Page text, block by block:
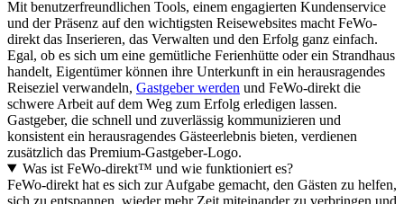
Mit benutzerfreundlichen Tools, einem engagierten Kundenservice
und der Präsenz auf den wichtigsten Reisewebsites macht FeWo-
direkt das Inserieren, das Verwalten und den Erfolg ganz einfach.
Egal, ob es sich um eine gemütliche Ferienhütte oder ein Strandhaus
handelt, Eigentümer können ihre Unterkunft in ein herausragendes
Reiseziel verwandeln, Gastgeber werden und FeWo-direkt die
schwere Arbeit auf dem Weg zum Erfolg erledigen lassen.
Gastgeber, die schnell und zuverlässig kommunizieren und
konsistent ein herausragendes Gästeerlebnis bieten, verdienen
zusätzlich das Premium-Gastgeber-Logo.
Was ist FeWo-direkt™ und wie funktioniert es?
FeWo-direkt hat es sich zur Aufgabe gemacht, den Gästen zu helfen,
sich zu entspannen, wieder mehr Zeit miteinander zu verbringen und